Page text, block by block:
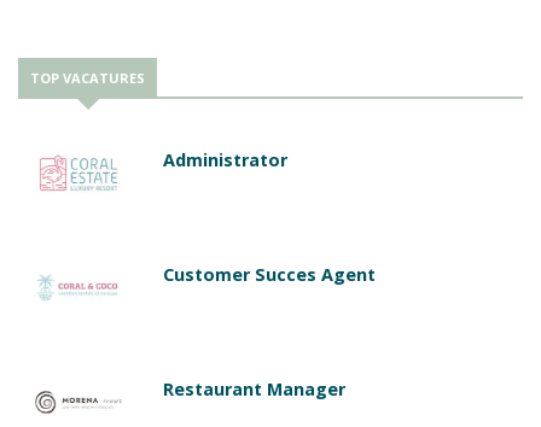
TOP VACATURES
Administrator
Customer Succes Agent
Restaurant Manager